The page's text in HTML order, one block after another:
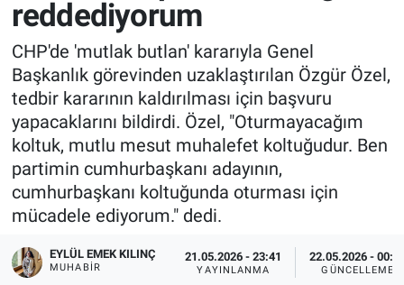
reddediyorum
CHP'de 'mutlak butlan' kararıyla Genel
Başkanlık görevinden uzaklaştırılan Özgür Özel,
tedbir kararının kaldırılması için başvuru
yapacaklarını bildirdi. Özel, "Oturmayacağım
koltuk, mutlu mesut muhalefet koltuğudur. Ben
partimin cumhurbaşkanı adayının,
cumhurbaşkanı koltuğunda oturması için
mücadele ediyorum." dedi.
EYLÜL EMEK KILINÇ
MUHABIR
21.05.2026 - 23:41
YAYINLANMA
22.05.2026 -
GÜNCELLEME